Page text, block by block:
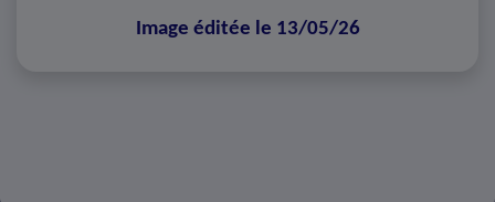
Image éditée le 13/05/26